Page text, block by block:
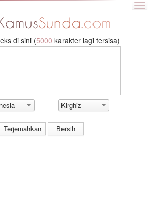
di sini (5000 karakter lagi tersisa)
Kirghiz